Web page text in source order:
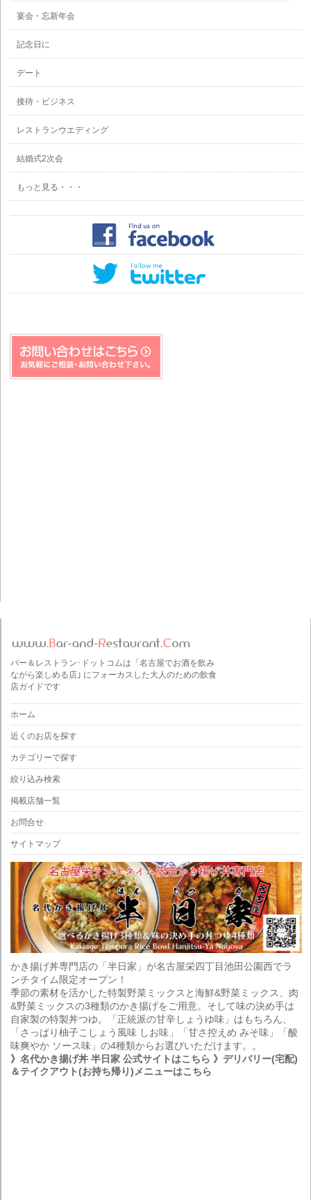
宴会・忘新年会
記念日に
デート
接待・ビジネス
レストランウエディング
結婚式2次会
もっと見る・・・
バー＆レストラン･ドットコムは「名古屋でお酒を飲み
ながら楽しめる店｣ にフォーカスした大人のための飲食
店ガイドです
ホーム
近くのお店を探す
カテゴリーで探す
絞り込み検索
掲載店舗一覧
お問合せ
サイトマップ
かき揚げ丼専門店の「半日家」が名古屋栄四丁目池田公園西でラ
ンチタイム限定オープン！
季節の素材を活かした特製野菜ミックスと海鮮&野菜ミックス、肉
&野菜ミックスの3種類のかき揚げをご用意。そして味の決め手は
自家製の特製丼つゆ。「正統派の甘辛しょうゆ味」はもちろん、
「さっぱり柚子こしょう風味 しお味」「甘さ控えめ みそ味」「酸
味爽やか ソース味」の4種類からお選びいただけます。。
》名代かき揚げ丼 半日家 公式サイトはこちら 》デリバリー(宅配)
＆テイクアウト(お持ち帰り)メニューはこちら